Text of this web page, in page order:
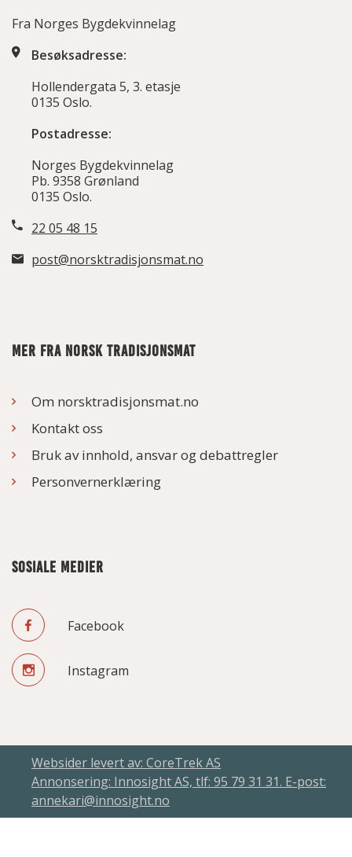
Fra Norges Bygdekvinnelag
Besøksadresse:
Hollendergata 5, 3. etasje
0135 Oslo.
Postadresse:
Norges Bygdekvinnelag
Pb. 9358 Grønland
0135 Oslo.
22 05 48 15
post@norsktradisjonsmat.no
MER FRA NORSK TRADISJONSMAT
Om norsktradisjonsmat.no
Kontakt oss
Bruk av innhold, ansvar og debattregler
Personvernerklæring
SOSIALE MEDIER
Facebook
Instagram
Websider levert av: CoreTrek AS
Annonsering: Innosight AS, tlf: 95 79 31 31. E-post:
annekari@innosight.no